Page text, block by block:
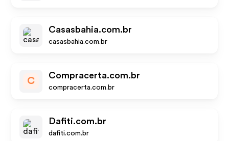
Casasbahia.com.br
casasbahia.com.br
C
Compracerta.com.br
compracerta.com.br
Dafiti.com.br
dafiti.com.br